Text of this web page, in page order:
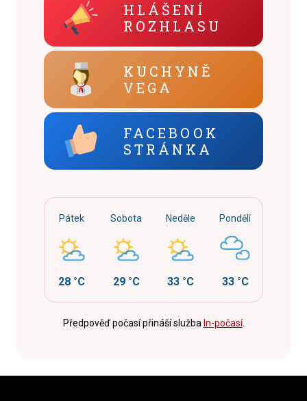
HLÁŠENÍ
ROZHLASU
KUCHYNĚ
VEGA
FACEBOOK
STRÁNKA
Pátek
28 °C
Sobota
29 °C
Neděle
33 °C
Pondělí
33 °C
Předpověď počasí přináší služba In-počasí.